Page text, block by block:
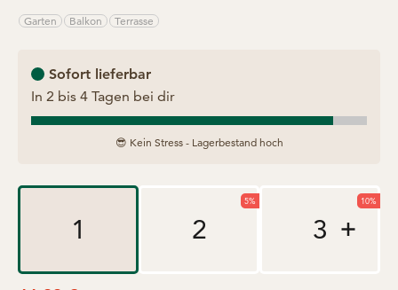
Garten Balkon Terrasse
Sofort lieferbar
In 2 bis 4 Tagen bei dir
😎 Kein Stress - Lagerbestand hoch
1 2
5%
3
10%